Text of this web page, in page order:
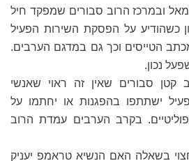
ובמרכז הרוב סבורים שמפקד חיל
כשהודיע על הפסקת השירות הפעיל
הטייסים וכך גם במדגם הערבים.
נכון.
קטן סבורים שאין זה ראוי שאנשי
ישתתפו בהפגנות או יחתמו על
בקרב הערבים עמדת הרוב
בשאלה האם הנשיא טראמפ יעניק